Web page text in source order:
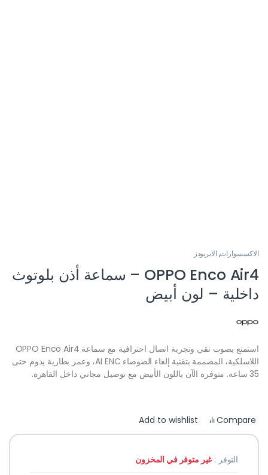
الاكسسوارات,الايربودز
OPPO Enco Air4 – سماعة أذن بلوتوث
داخلية – لون أبيض
استمتع بصوت نقي وتجربة اتصال احترافية مع سماعة OPPO Enco Air4
اللاسلكية، المصممة بتقنية إلغاء الضوضاء AI ENC، وعمر بطارية يدوم حتى
35 ساعة. متوفرة الآن باللون الأبيض مع توصيل مجاني داخل القاهرة.
Compare
Add to wishlist
التوفر :غير متوفر في المخزون